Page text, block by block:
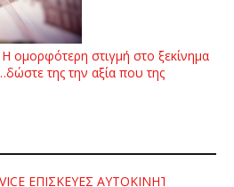
ομορφότερη στιγμή στο ξεκίνημα
της την αξία που της